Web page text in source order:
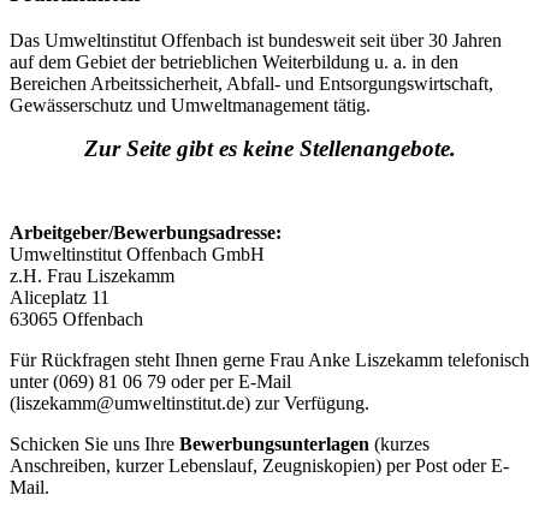
Das Umweltinstitut Offenbach ist bundesweit seit über 30 Jahren
auf dem Gebiet der betrieblichen Weiterbildung u. a. in den
Bereichen Arbeitssicherheit, Abfall-​​ und Entsorgungswirtschaft,
Gewässerschutz und Umweltmanagement tätig.
Zur Seite gibt es keine Stellenangebote.
Arbeitgeber/Bewerbungsadresse:
Umweltinstitut Offenbach GmbH
z.H. Frau Liszekamm
Aliceplatz 11
63065 Offenbach
Für Rückfragen steht Ihnen gerne Frau Anke Liszekamm telefonisch
unter (069) 81 06 79 oder per E-Mail
(liszekamm@umweltinstitut.de) zur Verfügung.
Schicken Sie uns Ihre Bewerbungsunterlagen (kurzes
Anschreiben, kurzer Lebenslauf, Zeugniskopien) per Post oder E-
Mail.